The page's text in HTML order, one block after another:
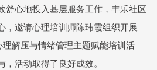
舒心地投入基层服务工作，丰乐社区
，邀请心理培训师陈玮霞组织开展
理解压与情绪管理主题赋能培训活
活动取得了良好成效。